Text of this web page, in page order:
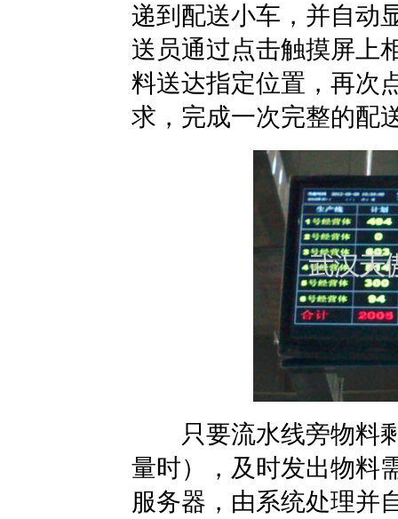
递到配送小车，并自动
送员通过点击触摸屏上
料送达指定位置，再次
求，完成一次完整的配
只要流水线旁物料剩
量时），及时发出物料
服务器，由系统处理并